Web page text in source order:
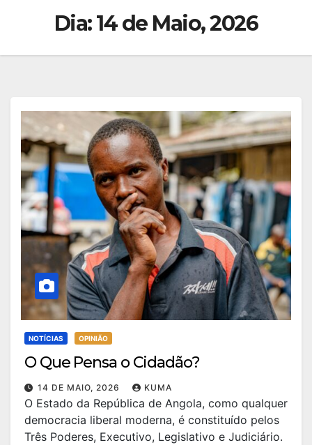
Dia:14 de Maio, 2026
NOTÍCIAS OPINIÃO
O Que Pensa o Cidadão?
14 DE MAIO, 2026 KUMA
O Estado da República de Angola, como qualquer
democracia liberal moderna, é constituído pelos
Três Poderes, Executivo, Legislativo e Judiciário.